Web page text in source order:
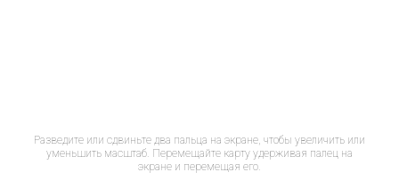
Разведите или сдвиньте два пальца на экране, чтобы увеличить или
уменьшить масштаб. Перемещайте карту удерживая палец на
экране и перемещая его.